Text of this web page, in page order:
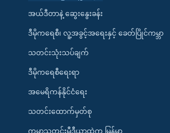
အယ်ဒီတာနဲ့ ဆွေးနွေးခန်း
ဒီမိုကရေစီ၊ လူ့အခွင့်အရေးနှင့် ခေတ်ပြိုင်ကမ္ဘာ
သတင်းသုံးသပ်ချက်
ဒီမိုကရေစီရေးရာ
အမေရိကန်နိုင်ငံရေး
သတင်းထောက်မှတ်စု
ကမ္ဘာ့သတင်းမီဒီယာထဲက မြန်မာ